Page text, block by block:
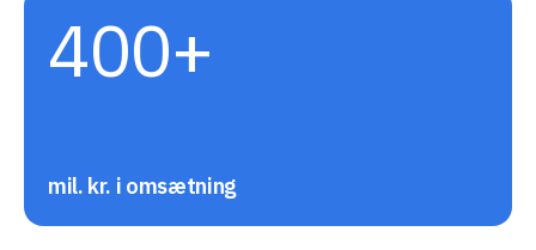
400+
mil. kr. i omsætning